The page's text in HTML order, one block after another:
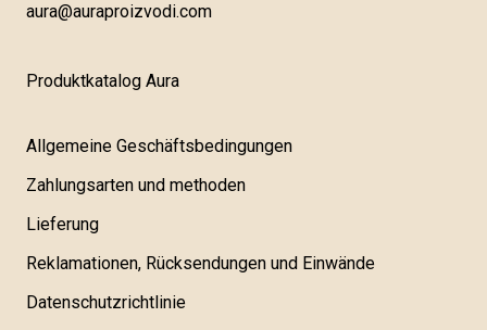
aura@auraproizvodi.com
Produktkatalog Aura
Allgemeine Geschäftsbedingungen
Zahlungsarten und methoden
Lieferung
Reklamationen, Rücksendungen und Einwände
Datenschutzrichtlinie